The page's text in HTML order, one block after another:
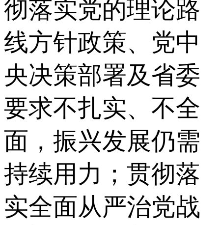
彻落实党的理论路
线方针政策、党中
央决策部署及省委
要求不扎实、不全
面，振兴发展仍需
持续用力；贯彻落
实全面从严治党战